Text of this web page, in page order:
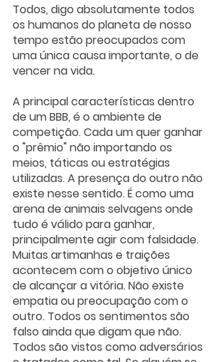
Todos, digo absolutamente todos
os humanos do planeta de nosso
tempo estão preocupados com
uma única causa importante, o de
vencer na vida.
A principal características dentro
de um BBB, é o ambiente de
competição. Cada um quer ganhar
o "prêmio" não importando os
meios, táticas ou estratégias
utilizadas. A presença do outro não
existe nesse sentido. É como uma
arena de animais selvagens onde
tudo é válido para ganhar,
principalmente agir com falsidade.
Muitas artimanhas e traições
acontecem com o objetivo único
de alcançar a vitória. Não existe
empatia ou preocupação com o
outro. Todos os sentimentos são
falso ainda que digam que não.
Todos são vistos como adversários